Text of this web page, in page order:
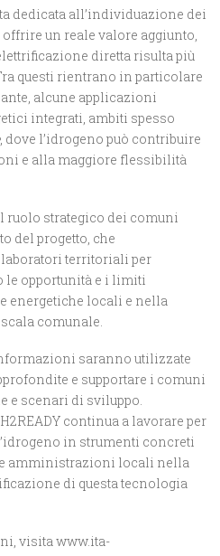
dedicata all’individuazione dei
un reale valore aggiunto,
diretta risulta più
questi rientrano in particolare
alcune applicazioni
integrati, ambiti spesso
, dove l’idrogeno può contribuire
e alla maggiore flessibilità
strategico dei comuni
del progetto, che
territoriali per
le opportunità e i limiti
energetiche locali e nella
comunale.
saranno utilizzate
e supportare i comuni
e scenari di sviluppo.
continua a lavorare per
in strumenti concreti
amministrazioni locali nella
di questa tecnologia
visita www.ita-